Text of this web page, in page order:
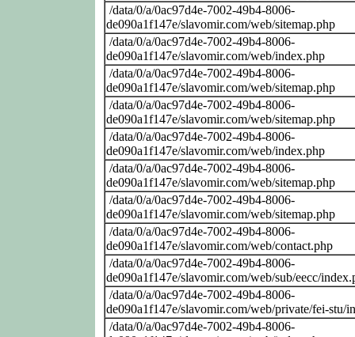
/data/0/a/0ac97d4e-7002-49b4-8006-
de090a1f147e/slavomir.com/web/sitemap.php
/data/0/a/0ac97d4e-7002-49b4-8006-
de090a1f147e/slavomir.com/web/index.php
/data/0/a/0ac97d4e-7002-49b4-8006-
de090a1f147e/slavomir.com/web/sitemap.php
/data/0/a/0ac97d4e-7002-49b4-8006-
de090a1f147e/slavomir.com/web/sitemap.php
/data/0/a/0ac97d4e-7002-49b4-8006-
de090a1f147e/slavomir.com/web/index.php
/data/0/a/0ac97d4e-7002-49b4-8006-
de090a1f147e/slavomir.com/web/sitemap.php
/data/0/a/0ac97d4e-7002-49b4-8006-
de090a1f147e/slavomir.com/web/sitemap.php
/data/0/a/0ac97d4e-7002-49b4-8006-
de090a1f147e/slavomir.com/web/contact.php
/data/0/a/0ac97d4e-7002-49b4-8006-
de090a1f147e/slavomir.com/web/sub/eecc/
/data/0/a/0ac97d4e-7002-49b4-8006-
de090a1f147e/slavomir.com/web/private/fei-stu/
/data/0/a/0ac97d4e-7002-49b4-8006-